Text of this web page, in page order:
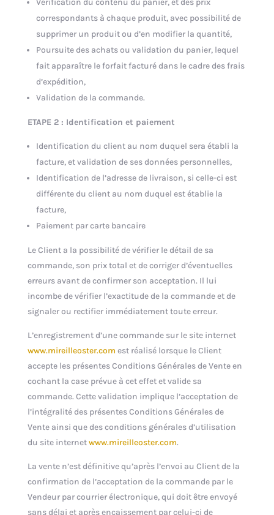
Vérification du contenu du panier, et des prix
correspondants à chaque produit, avec possibilité de
supprimer un produit ou d’en modifier la quantité,
Poursuite des achats ou validation du panier, lequel
fait apparaître le forfait facturé dans le cadre des frais
d’expédition,
Validation de la commande.
ETAPE 2 : Identification et paiement
Identification du client au nom duquel sera établi la
facture, et validation de ses données personnelles,
Identification de l’adresse de livraison, si celle-ci est
différente du client au nom duquel est établie la
facture,
Paiement par carte bancaire
Le Client a la possibilité de vérifier le détail de sa
commande, son prix total et de corriger d’éventuelles
erreurs avant de confirmer son acceptation. Il lui
incombe de vérifier l’exactitude de la commande et de
signaler ou rectifier immédiatement toute erreur.
L’enregistrement d’une commande sur le site internet
www.mireilleoster.com est réalisé lorsque le Client
accepte les présentes Conditions Générales de Vente en
cochant la case prévue à cet effet et valide sa
commande. Cette validation implique l’acceptation de
l’intégralité des présentes Conditions Générales de
Vente ainsi que des conditions générales d’utilisation
du site internetwww.mireilleoster.com.
La vente n’est définitive qu’après l’envoi au Client de la
confirmation de l’acceptation de la commande par le
Vendeur par courrier électronique, qui doit être envoyé
sans délai et après encaissement par celui-ci de